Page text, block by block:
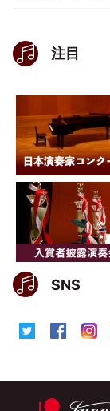
注目
SNS